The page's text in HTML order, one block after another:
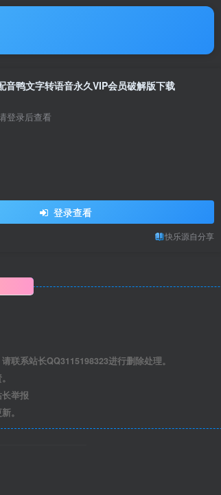
音鸭文字转语音永久VIP会员破解版下载
登录后查看
登录查看
快乐源自分享
联系站长QQ3115198323进行删除处理。
举报
。